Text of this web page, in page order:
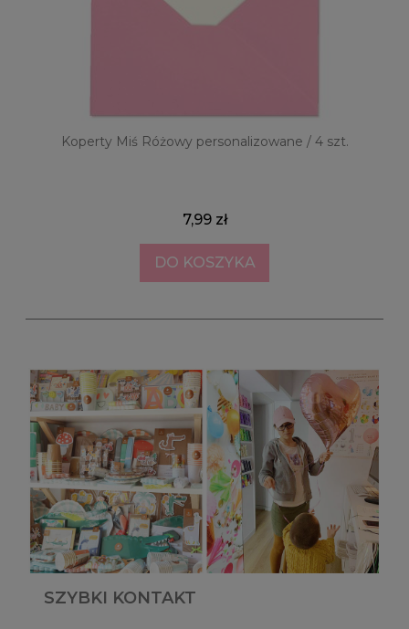
Koperty Miś Różowy personalizowane / 4 szt.
7,99 zł
DO KOSZYKA
SZYBKI KONTAKT